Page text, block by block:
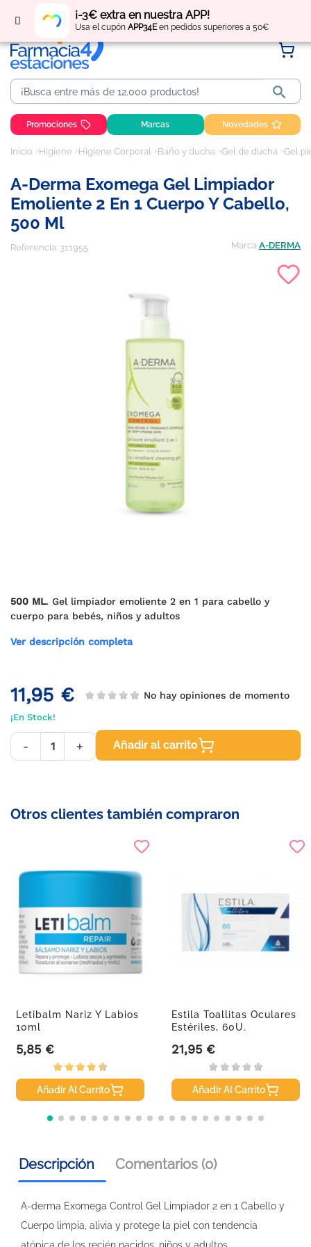
¡-3€ extra en nuestra APP!
Usa el cupón APP34Een pedidos superiores a 50€
Regístratey obtén puntos por tus compras

Promociones Marcas Novedades
Inicio Higiene Higiene Corporal Baño y ducha Gel de ducha Gel
A-Derma Exomega Gel Limpiador
Emoliente 2 En 1 Cuerpo Y Cabello,
500 Ml
Referencia: 311955 Marca A-DERMA
500 ML. Gel limpiador emoliente 2 en 1 para cabello y
cuerpo para bebés, niños y adultos
Ver descripción completa
11,95 € No hay opiniones de momento
¡En Stock!
- + Añadir al carrito
Otros clientes también compraron
Letibalm Nariz Y Labios
10ml
Precio
5,85 €
Añadir Al Carrito
Estila Toallitas Oculares
Estériles, 60U.
Precio
21,95 €
Añadir Al Carrito
Descripción Comentarios (0)
A-derma Exomega Control Gel Limpiador 2 en 1 Cabello y
Cuerpo limpia, alivia y protege la piel con tendencia